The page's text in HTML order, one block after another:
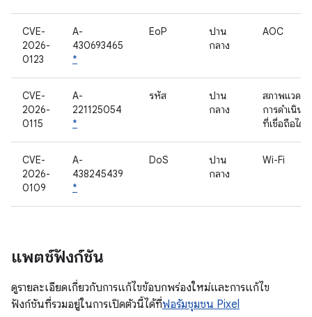
CVE-
2026-
0123
A-
430693465
*
EoP
ปาน
กลาง
AOC
CVE-
2026-
0115
A-
221125054
*
รหัส
ปาน
กลาง
สภาพแวดล้
การดำเนินก
ที่เชื่อถือได้
CVE-
2026-
0109
A-
438245439
*
DoS
ปาน
กลาง
Wi-Fi
แพตช์ฟังก์ชัน
ดูรายละเอียดเกี่ยวกับการแก้ไขข้อบกพร่องใหม่และการแก้ไข
ฟังก์ชันที่รวมอยู่ในการเปิดตัวนี้ได้ที่ฟอรัมชุมชน Pixel